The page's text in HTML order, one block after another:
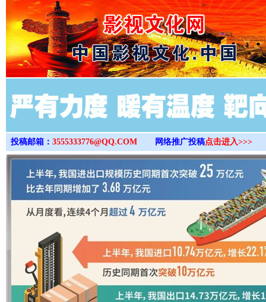
>
投稿邮箱： 3555333776@QQ.COM 网络推广投稿点击进入>>>